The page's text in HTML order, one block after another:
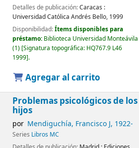
Detalles de publicación:Caracas :
Universidad Católica Andrés Bello, 1999
Disponibilidad:Ítems disponibles para
préstamo: Biblioteca Universidad Monteávila
(1) Signatura topográfica: HQ767.9 L46
1999 .
Agregar al carrito
Problemas psicológicos de los
hijos
por Mendiguchía, Francisco J, 1922-
Series Libros MC